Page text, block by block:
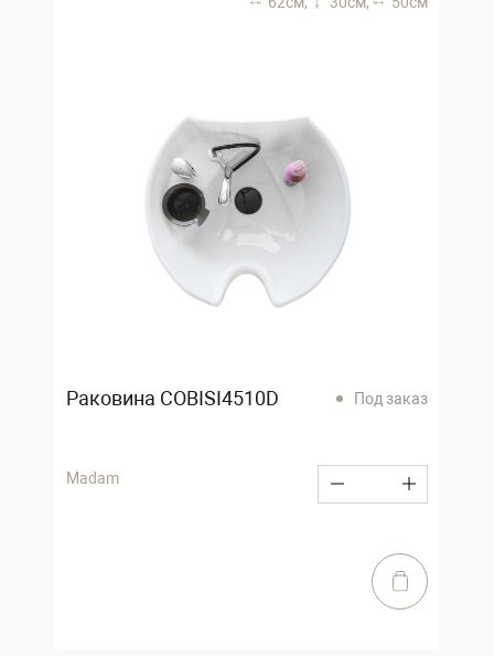
Раковина COBISI4510D Под заказ
Madam